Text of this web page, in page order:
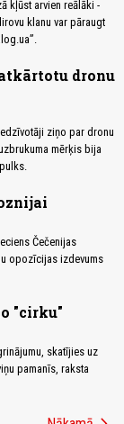
kļūst arvien reālāki -
klanu var pāraugt
dronu
ziņo par dronu
mērķis bija
Čečenijas
opozīcijas izdevums
"cirku"
skatījies uz
pamanīs, raksta